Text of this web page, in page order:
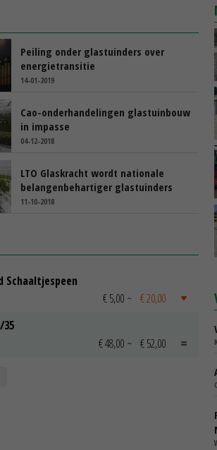
Peiling onder glastuinders over
energietransitie
14-01-2019
Cao-onderhandelingen glastuinbouw
in impasse
04-12-2018
LTO Glaskracht wordt nationale
belangenbehartiger glastuinders
11-10-2018
Schaaltjespeen
€ 5,00 ~ € 20,00
35
€ 48,00 ~ € 52,00